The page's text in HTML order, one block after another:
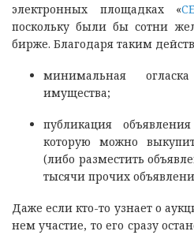
электронных площадках «
поскольку были бы сотни
бирже. Благодаря таким
минимальная
имущества;
публикация
которую можно
(либо разместить
тысячи прочих
Даже если кто-то узнает о
нем участие, то его сразу